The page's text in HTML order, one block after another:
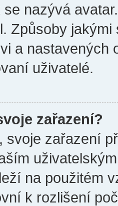
se nazývá
Způsoby
a nastavených
uživatelé.
zařazení?
svoje zařazení
na použitém
k rozlišení